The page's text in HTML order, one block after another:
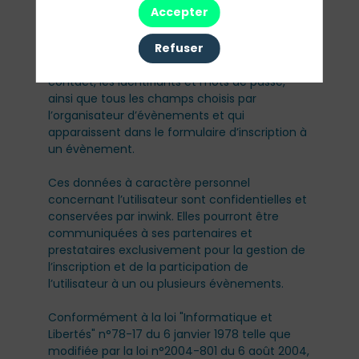
Les données personnelles recueillies par inwink
sont le nom, le prénom et les données de
contact, les identifiants et mots de passe,
ainsi que tous les champs choisis par
l’organisateur d’évènements et qui
apparaissent dans le formulaire d’inscription à
un évènement.
Ces données à caractère personnel
concernant l’utilisateur sont confidentielles et
conservées par inwink. Elles pourront être
communiquées à ses partenaires et
prestataires exclusivement pour la gestion de
l’inscription et de la participation de
l’utilisateur à un ou plusieurs évènements.
Conformément à la loi "Informatique et
Libertés" n°78-17 du 6 janvier 1978 telle que
modifiée par la loi n°2004-801 du 6 août 2004,
Accepter
Refuser